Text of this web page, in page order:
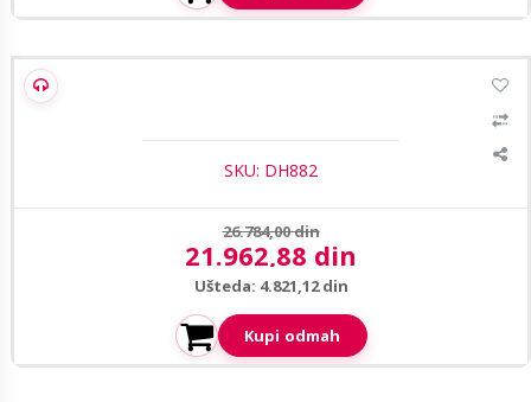
SKU: DH882
Prethodna cena:
26.784,00 din
Aktuelna cena:
21.962,88 din
Ušteda: 4.821,12 din
Kupi odmah